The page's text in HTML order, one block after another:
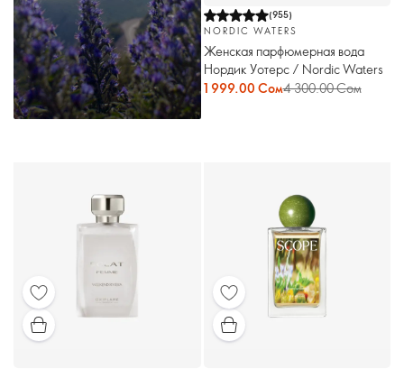
(955)
NORDIC WATERS
Женская парфюмерная вода
Нордик Уотерс / Nordic Waters
1 999.00 Сом4 300.00 Сом